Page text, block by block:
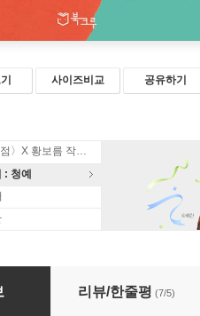
사이즈비교 공유하기
뮤지컬 〈휴남동 서점〉X 황보름 작가 북토크
청예
예뻐져
리뷰/한줄평 (7/5)